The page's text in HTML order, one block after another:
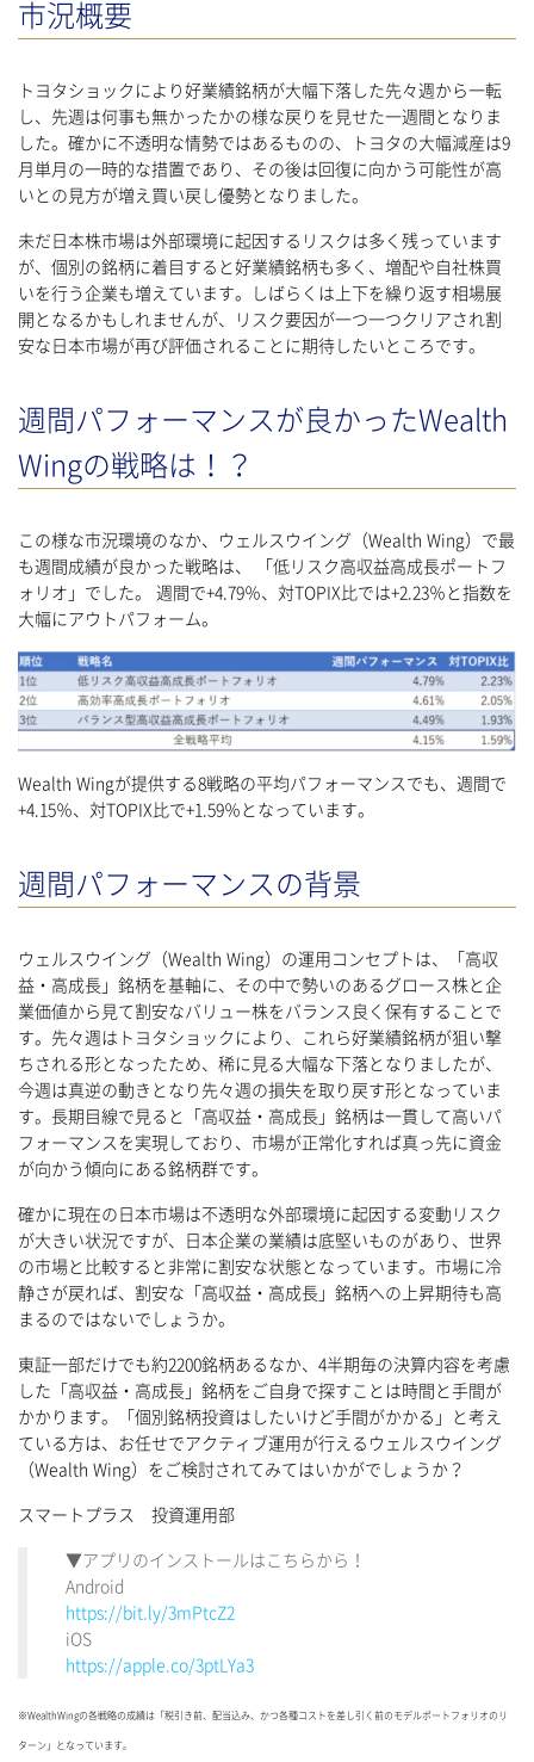
市況概要
トヨタショックにより好業績銘柄が大幅下落した先々週から一転
し、先週は何事も無かったかの様な戻りを見せた一週間となりま
した。確かに不透明な情勢ではあるものの、トヨタの大幅減産は9
月単月の一時的な措置であり、その後は回復に向かう可能性が高
いとの見方が増え買い戻し優勢となりました。
未だ日本株市場は外部環境に起因するリスクは多く残っています
が、個別の銘柄に着目すると好業績銘柄も多く、増配や自社株買
いを行う企業も増えています。しばらくは上下を繰り返す相場展
開となるかもしれませんが、リスク要因が一つ一つクリアされ割
安な日本市場が再び評価されることに期待したいところです。
週間パフォーマンスが良かったWealth
Wingの戦略は！？
この様な市況環境のなか、ウェルスウイング（Wealth Wing）で最
も週間成績が良かった戦略は、 「低リスク高収益高成長ポートフ
ォリオ」でした。 週間で+4.79％、対TOPIX比では+2.23％と指数を
大幅にアウトパフォーム。
Wealth Wingが提供する8戦略の平均パフォーマンスでも、週間で
+4.15％、対TOPIX比で+1.59％となっています。
週間パフォーマンスの背景
ウェルスウイング（Wealth Wing）の運用コンセプトは、「高収
益・高成長」銘柄を基軸に、その中で勢いのあるグロース株と企
業価値から見て割安なバリュー株をバランス良く保有することで
す。先々週はトヨタショックにより、これら好業績銘柄が狙い撃
ちされる形となったため、稀に見る大幅な下落となりましたが、
今週は真逆の動きとなり先々週の損失を取り戻す形となっていま
す。長期目線で見ると「高収益・高成長」銘柄は一貫して高いパ
フォーマンスを実現しており、市場が正常化すれば真っ先に資金
が向かう傾向にある銘柄群です。
確かに現在の日本市場は不透明な外部環境に起因する変動リスク
が大きい状況ですが、日本企業の業績は底堅いものがあり、世界
の市場と比較すると非常に割安な状態となっています。市場に冷
静さが戻れば、割安な「高収益・高成長」銘柄への上昇期待も高
まるのではないでしょうか。
東証一部だけでも約2200銘柄あるなか、4半期毎の決算内容を考慮
した「高収益・高成長」銘柄をご自身で探すことは時間と手間が
かかります。「個別銘柄投資はしたいけど手間がかかる」と考え
ている方は、お任せでアクティブ運用が行えるウェルスウイング
（Wealth Wing）をご検討されてみてはいかがでしょうか？
スマートプラス 投資運用部
▼アプリのインストールはこちらから！
Android
https://bit.ly/3mPtcZ2
iOS
https://apple.co/3ptLYa3
※WealthWingの各戦略の成績は「税引き前、配当込み、かつ各種コストを差し引く前のモデルポートフォリオのリ
ターン」となっています。